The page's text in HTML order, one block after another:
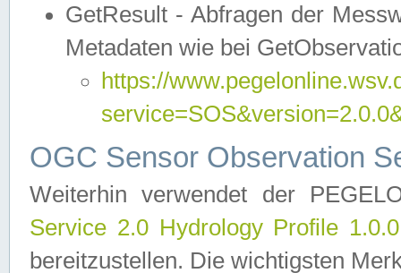
GetResult - Abfragen der
Metadaten wie bei
https://
OGC Sensor Observation
Weiterhin verwendet der
Service 2.0 Hydrology Profile
bereitzustellen. Die wichtigsten